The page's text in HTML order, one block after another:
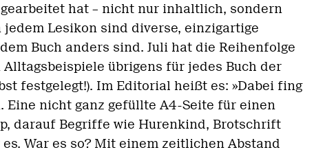
hat – nicht nur inhaltlich, sondern
Lesikon sind diverse, einzigartige
Buch anders sind. Juli hat die Reihenfolge
übrigens für jedes Buch der
festgelegt!). Im Editorial heißt es: »Dabei fing
Eine nicht ganz gefüllte A4-Seite für einen
darauf Begriffe wie Hurenkind, Brotschrift
War es so? Mit einem zeitlichen Abstand